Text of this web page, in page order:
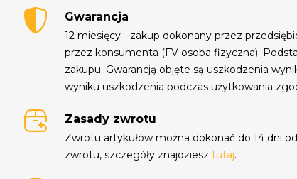
Gwarancja
12 miesięcy - zakup dokonany przez
przez konsumenta (FV osoba fizyczna).
zakupu. Gwarancją objęte są uszkodzenia
wyniku uszkodzenia podczas użytkowania
Zasady zwrotu
Zwrotu artykułów można dokonać do 14 dni
zwrotu, szczegóły znajdziesztutaj.